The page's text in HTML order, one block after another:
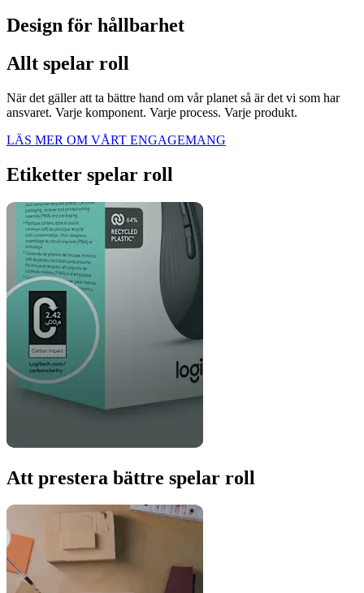
Design för hållbarhet
Allt spelar roll
När det gäller att ta bättre hand om vår planet så är det vi som har
ansvaret. Varje komponent. Varje process. Varje produkt.
LÄS MER OM VÅRT ENGAGEMANG
Etiketter spelar roll
Att prestera bättre spelar roll